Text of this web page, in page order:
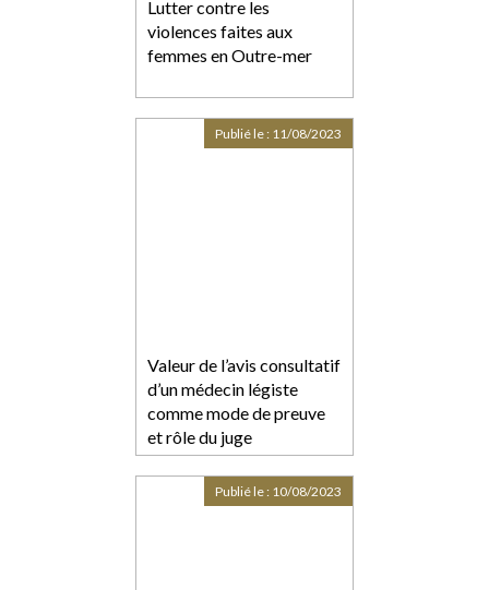
Lutter contre les
violences faites aux
femmes en Outre-mer
Valeur de l’avis consultatif
d’un médecin légiste
comme mode de preuve
et rôle du juge
Publié le : 11/08/2023
Publié le : 10/08/2023